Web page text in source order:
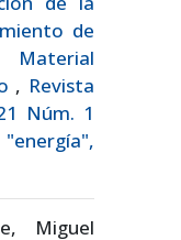
de
, Revista
Núm. 1
Miguel